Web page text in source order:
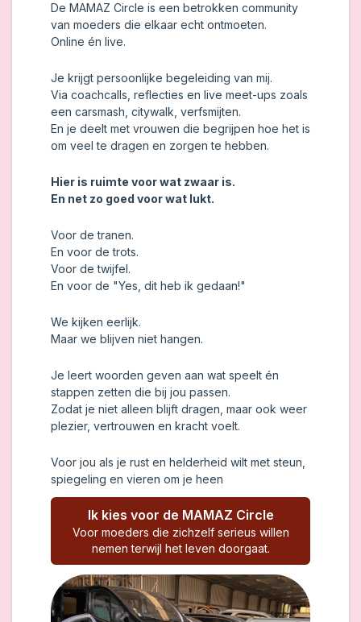
De MAMAZ Circle is een betrokken community
van moeders die elkaar echt ontmoeten.
Online én live.
Je krijgt persoonlijke begeleiding van mij.
Via coachcalls, reflecties en live meet-ups zoals
een carsmash, citywalk, verfsmijten.
En je deelt met vrouwen die begrijpen hoe het is
om veel te dragen en zorgen te hebben.
Hier is ruimte voor wat zwaar is.
En net zo goed voor wat lukt.
Voor de tranen.
En voor de trots.
Voor de twijfel.
En voor de "Yes, dit heb ik gedaan!"
We kijken eerlijk.
Maar we blijven niet hangen.
Je leert woorden geven aan wat speelt én
stappen zetten die bij jou passen.
Zodat je niet alleen blijft dragen, maar ook weer
plezier, vertrouwen en kracht voelt.
Voor jou als je rust en helderheid wilt met steun,
spiegeling en vieren om je heen
Ik kies voor de MAMAZ Circle
Voor moeders die zichzelf serieus willen
nemen terwijl het leven doorgaat.